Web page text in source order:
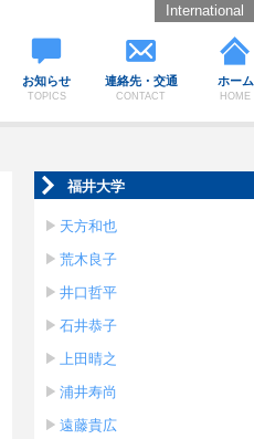
お知らせ
TOPICS
連絡先・交通
CONTACT
ホーム
HOME
International
福井大学
天方和也
荒木良子
井口哲平
石井恭子
上田晴之
浦井寿尚
遠藤貴広